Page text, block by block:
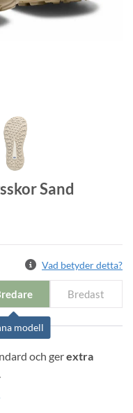
Sand
Vad betyder detta?
modell
Bredast
och ger extra